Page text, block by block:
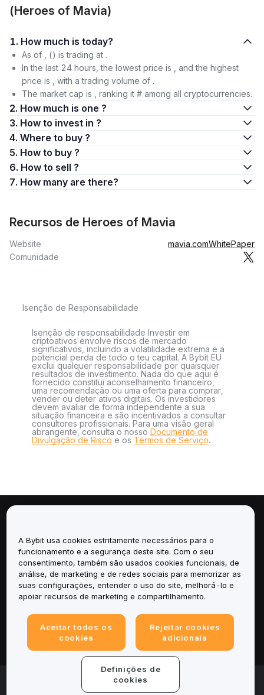
(Heroes of Mavia)
1. How much is today?
As of , () is trading at .
In the last 24 hours, the lowest price is , and the highest
price is , with a trading volume of .
The market cap is , ranking it # among all cryptocurrencies.
2. How much is one ?
3. How to invest in ?
4. Where to buy ?
5. How to buy ?
6. How to sell ?
7. How many are there?
Recursos de Heroes of Mavia
Website mavia.comWhitePaper
Comunidade
Isenção de Responsabilidade
Isenção de responsabilidade Investir em
criptoativos envolve riscos de mercado
significativos, incluindo a volatilidade extrema e a
potencial perda de todo o teu capital. A Bybit EU
exclui qualquer responsabilidade por quaisquer
resultados de investimento. Nada do que aqui é
fornecido constitui aconselhamento financeiro,
uma recomendação ou uma oferta para comprar,
vender ou deter ativos digitais. Os investidores
devem avaliar de forma independente a sua
situação financeira e são incentivados a consultar
consultores profissionais. Para uma visão geral
abrangente, consulta o nosso Documento de
Divulgação de Risco e os Termos de Serviço.
Serviços
Suporte
© 2025-2026 Bybit.eu. Todos os direitos reservados.
A Bybit usa cookies estritamente necessários para o
funcionamento e a segurança deste site. Com o seu
consentimento, também são usados cookies funcionais, de
análise, de marketing e de redes sociais para memorizar as
suas configurações, entender o uso do site, melhorá-lo e
apoiar recursos de marketing e compartilhamento.
Aceitar todos os
cookies
Rejeitar cookies
adicionais
Definições de
cookies